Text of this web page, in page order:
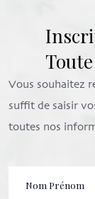
Vous souhaitez
suffit de saisir
toutes nos